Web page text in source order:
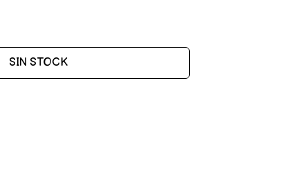
SIN STOCK